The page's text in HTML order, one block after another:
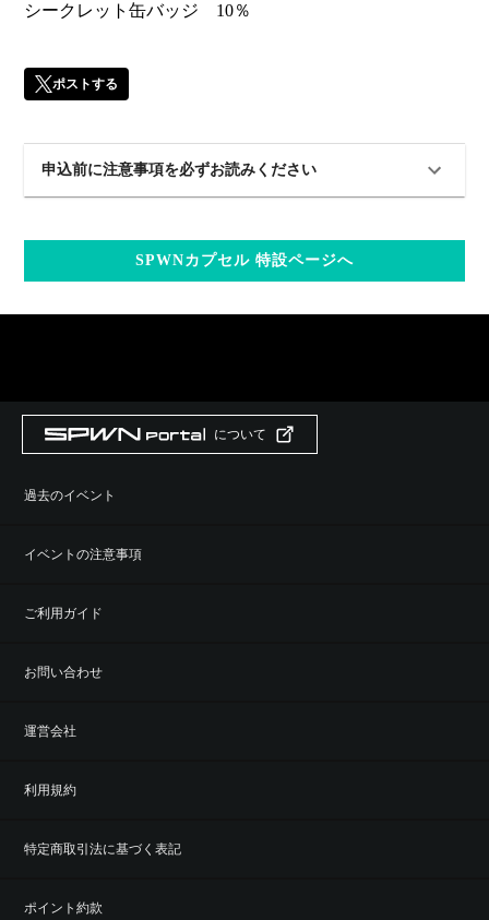
シークレット缶バッジ 10％
ポストする
申込前に注意事項を必ずお読みください
SPWNカプセル 特設ページへ
について
過去のイベント
イベントの注意事項
ご利用ガイド
お問い合わせ
運営会社
利用規約
特定商取引法に基づく表記
ポイント約款